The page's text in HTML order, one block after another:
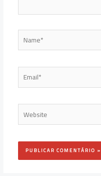
Name*
Email*
Website